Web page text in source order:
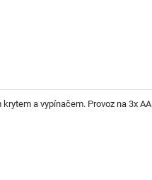
a vypínačem. Provoz na 3x AA